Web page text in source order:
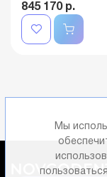
845 170 р.
Мы